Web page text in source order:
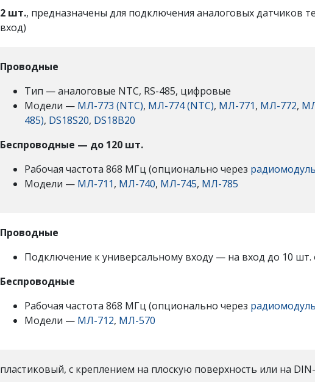
2 шт., предназначены для подключения аналоговых датчиков
вход)
Проводные
Тип — аналоговые NTC, RS-485, цифровые
Модели — МЛ-773 (NTC), МЛ-774 (NTC), МЛ-771, МЛ-772,
485), DS18S20, DS18B20
Беспроводные — до 120 шт.
Рабочая частота 868 МГц (опционально через
Модели — МЛ-711, МЛ-740, МЛ-745, МЛ-785
Проводные
Подключение к универсальному входу — на вход до 10
Беспроводные
Рабочая частота 868 МГц (опционально через
Модели — МЛ-712, МЛ-570
пластиковый, с креплением на плоскую поверхность или на